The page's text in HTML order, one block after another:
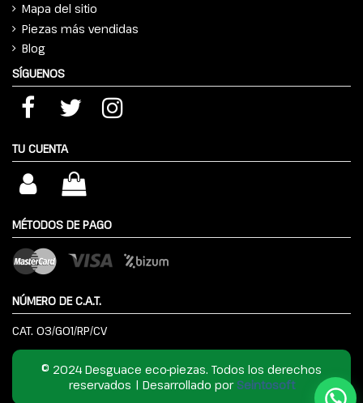
Mapa del sitio
Piezas más vendidas
Blog
SÍGUENOS
TU CUENTA
MÉTODOS DE PAGO
NÚMERO DE C.A.T.
CAT. 03/G01/RP/CV
© 2024 Desguace eco-piezas. Todos los derechos
reservados | Desarrollado por Seintosoft